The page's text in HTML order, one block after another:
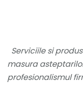
Serviciile si
masura
profesionalismul